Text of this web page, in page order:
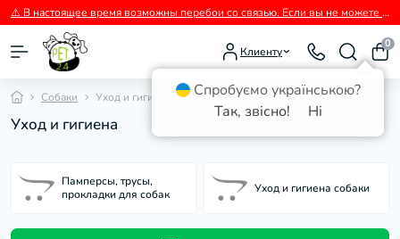
⚠️ В настоящее время возможны перебои со связью. Если вы не можете дозвониться, пожалуйста, пишите нам в Viber.
Клиенту
0
Собаки Уход и гигиена
Уход и гигиена
Памперсы, трусы,
прокладки для собак
Уход и гигиена собаки
Спробуємо українською?
Так, звісно!
Ні